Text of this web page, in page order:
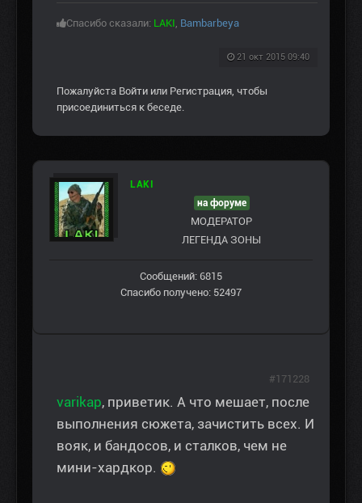
Спасибо сказали: LAKI Bambarbeya
21 окт 2015 09:40
Пожалуйста Войти или Регистрация , чтобы
присоединиться к беседе.
LAKI
на форуме
МОДЕРАТОР
ЛЕГЕНДА ЗОНЫ
Сообщений: 6815
Спасибо получено: 52497
varikap, приветик. А что мешает, после
выполнения сюжета, зачистить всех. И
вояк, и бандосов, и сталков, чем не
мини-хардкор.
#171228